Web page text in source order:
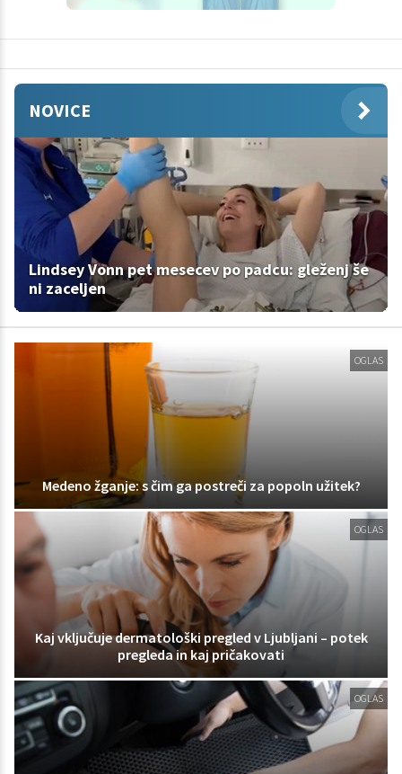
NOVICE
Lindsey Vonn pet mesecev po padcu: gleženj še
ni zaceljen
OGLAS
Medeno žganje: s čim ga postreči za popoln užitek?
OGLAS
Kaj vključuje dermatološki pregled v Ljubljani – potek
pregleda in kaj pričakovati
OGLAS